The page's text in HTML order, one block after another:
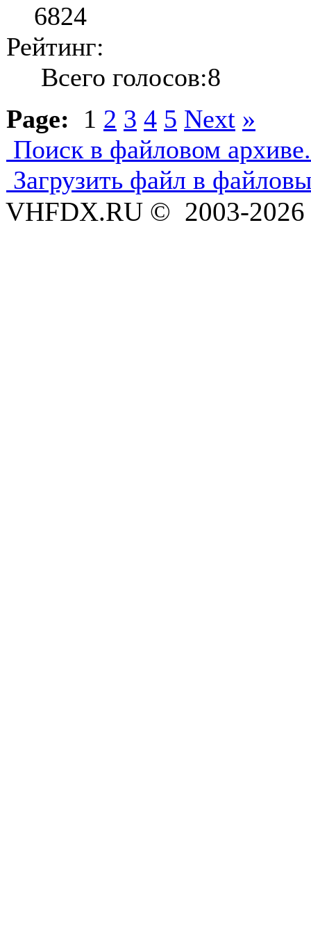
6824
Рейтинг:
Всего голосов:8
Page:
1 2 3 4 5 Next »
Поиск в файловом
Загрузить файл в
VHFDX.RU © 2003-2026